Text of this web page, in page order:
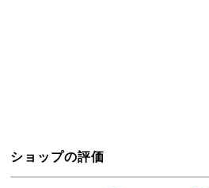
ショップの評価